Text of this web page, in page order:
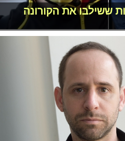
ששילבו את הקורונה